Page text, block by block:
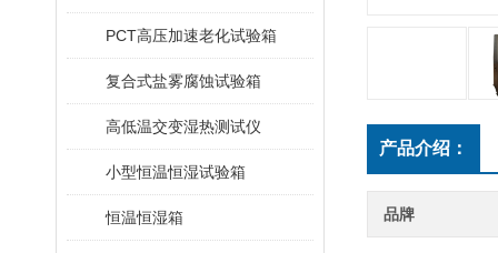
PCT高压加速老化试验箱
复合式盐雾腐蚀试验箱
高低温交变湿热测试仪
小型恒温恒湿试验箱
恒温恒湿箱
产品介绍：
品牌